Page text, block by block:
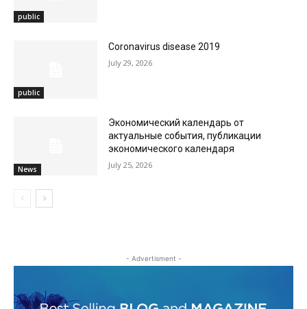
public
public
Coronavirus disease 2019
July 29, 2026
News
Экономический календарь от
актуальные события, публикации
экономического календаря
July 25, 2026
- Advertisment -